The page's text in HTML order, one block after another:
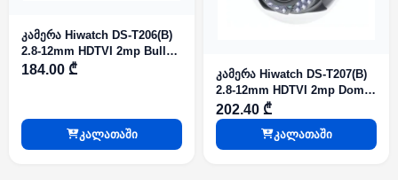
კამერა Hiwatch DS-T206(B)
2.8-12mm HDTVI 2mp Bullet
Fix IR40m
184.00 ₾
კალათაში
კამერა Hiwatch DS-T207(B)
2.8-12mm HDTVI 2mp Dome
Fix IR30m
202.40 ₾
კალათაში